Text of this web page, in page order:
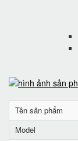
Tên sản phẩm
Model